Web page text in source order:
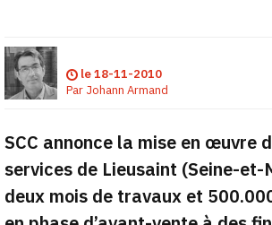
le18-11-2010
Par Johann Armand
SCC annonce la mise en œuvre
services de Lieusaint (Seine-et-
deux mois de travaux et